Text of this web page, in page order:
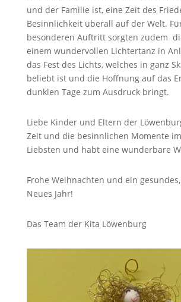
und der Familie ist, eine Zeit des
Besinnlichkeit überall auf der Welt.
besonderen Auftritt sorgten zudem
einem wundervollen Lichtertanz in
das Fest des Lichts, welches in ganz
beliebt ist und die Hoffnung auf das
dunklen Tage zum Ausdruck bringt.
Liebe Kinder und Eltern der
Zeit und die besinnlichen Momente
Liebsten und habt eine wunderbare
Frohe Weihnachten und ein
Neues Jahr!
Das Team der Kita Löwenburg